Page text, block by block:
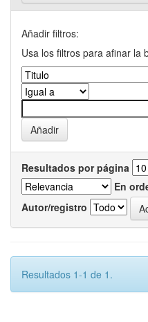
Añadir filtros:
Usa los filtros para afinar la
Resultados por página
En
Autor/registro
Resultados 1-1 de 1.